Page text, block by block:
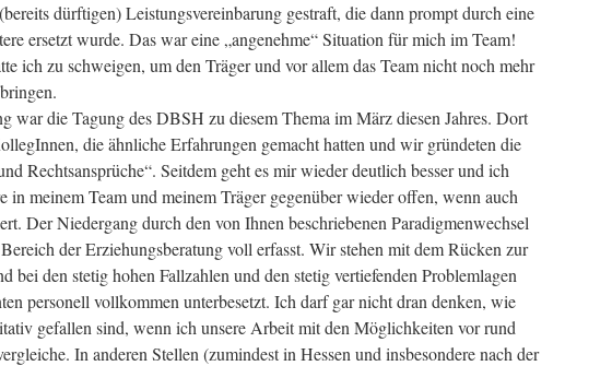
dürftigen) Leistungsvereinbarung gestraft, die dann prompt durch eine
ersetzt wurde. Das war eine „angenehme“ Situation für mich im Team!
ich zu schweigen, um den Träger und vor allem das Team nicht noch mehr
war die Tagung des DBSH zu diesem Thema im März diesen Jahres. Dort
die ähnliche Erfahrungen gemacht hatten und wir gründeten die
Rechtsansprüche“. Seitdem geht es mir wieder deutlich besser und ich
in meinem Team und meinem Träger gegenüber wieder offen, wenn auch
Der Niedergang durch den von Ihnen beschriebenen Paradigmenwechsel
der Erziehungsberatung voll erfasst. Wir stehen mit dem Rücken zur
bei den stetig hohen Fallzahlen und den stetig vertiefenden Problemlagen
personell vollkommen unterbesetzt. Ich darf gar nicht dran denken, wie
gefallen sind, wenn ich unsere Arbeit mit den Möglichkeiten vor rund
In anderen Stellen (zumindest in Hessen und insbesondere nach der